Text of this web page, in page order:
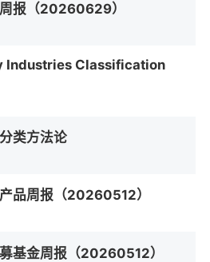
报（20260629）
Industries Classification
类方法论
品周报（20260512）
基金周报（20260512）